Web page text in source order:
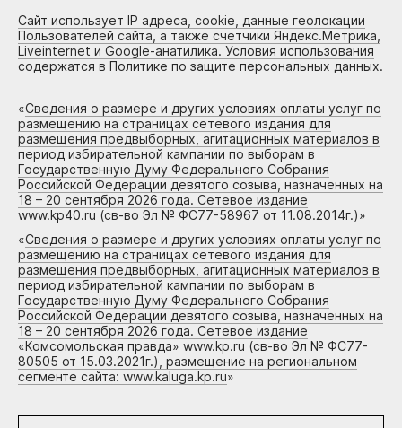
Сайт использует IP адреса, cookie, данные геолокации
Пользователей сайта, а также счетчики Яндекс.Метрика,
Liveinternet и Google-анатилика. Условия использования
содержатся в Политике по защите персональных данных.
«Сведения о размере и других условиях оплаты услуг по
размещению на страницах сетевого издания для
размещения предвыборных, агитационных материалов в
период избирательной кампании по выборам в
Государственную Думу Федерального Собрания
Российской Федерации девятого созыва, назначенных на
18 – 20 сентября 2026 года. Сетевое издание
www.kp40.ru (св-во Эл № ФС77-58967 от 11.08.2014г.)»
«Сведения о размере и других условиях оплаты услуг по
размещению на страницах сетевого издания для
размещения предвыборных, агитационных материалов в
период избирательной кампании по выборам в
Государственную Думу Федерального Собрания
Российской Федерации девятого созыва, назначенных на
18 – 20 сентября 2026 года. Сетевое издание
«Комсомольская правда» www.kp.ru (св-во Эл № ФС77-
80505 от 15.03.2021г.), размещение на региональном
сегменте сайта: www.kaluga.kp.ru»